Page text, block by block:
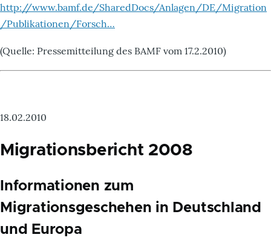
http://www.bamf.de/SharedDocs/Anlagen/DE/Migration
/Publikationen/Forsch…
(Quelle: Pressemitteilung des BAMF vom 17.2.2010)
18.02.2010
Migrationsbericht 2008
Informationen zum
Migrationsgeschehen in Deutschland
und Europa